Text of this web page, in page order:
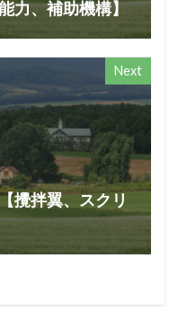
力、補助機構】
Next
攪拌翼、スクリ